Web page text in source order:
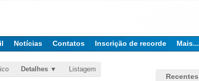
Notícias Contatos Inscrição de recorde Mais...
Detalhes Listagem
Recentes